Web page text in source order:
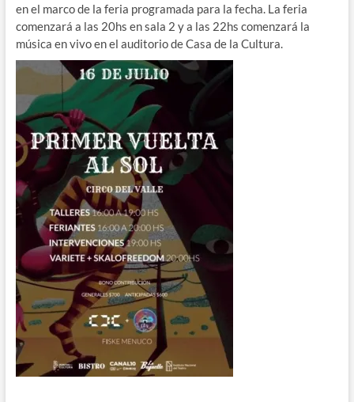
en el marco de la feria programada para la fecha. La feria
comenzará a las 20hs en sala 2 y a las 22hs comenzará la
música en vivo en el auditorio de Casa de la Cultura.